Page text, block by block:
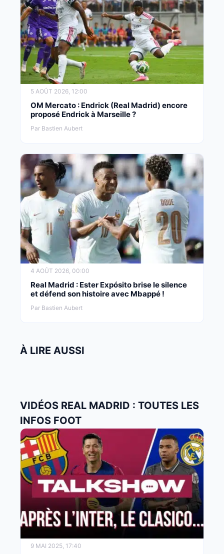
5 AOÛT 2026, 12:00
OM Mercato : Endrick (Real Madrid) encore
proposé Endrick à Marseille ?
Par Bastien Aubert
4 AOÛT 2026, 00:00
Real Madrid : Ester Expósito brise le silence
et défend son histoire avec Mbappé !
Par Bastien Aubert
À LIRE AUSSI
VIDÉOS REAL MADRID : TOUTES LES
INFOS FOOT
9 MAI 2025, 17:40